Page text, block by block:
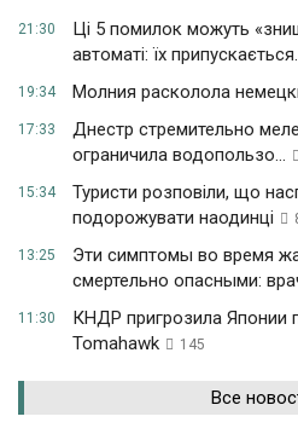
21:30
Ці 5 помилок можуть
автоматі: їх
19:34 Молния расколола
17:33
Днестр стремительно
ограничила водопользо...
15:34
Туристи розповіли, що
подорожувати наодинці
13:25
Эти симптомы во время
смертельно опасными:
11:30
КНДР пригрозила Японии
Tomahawk
145
Все